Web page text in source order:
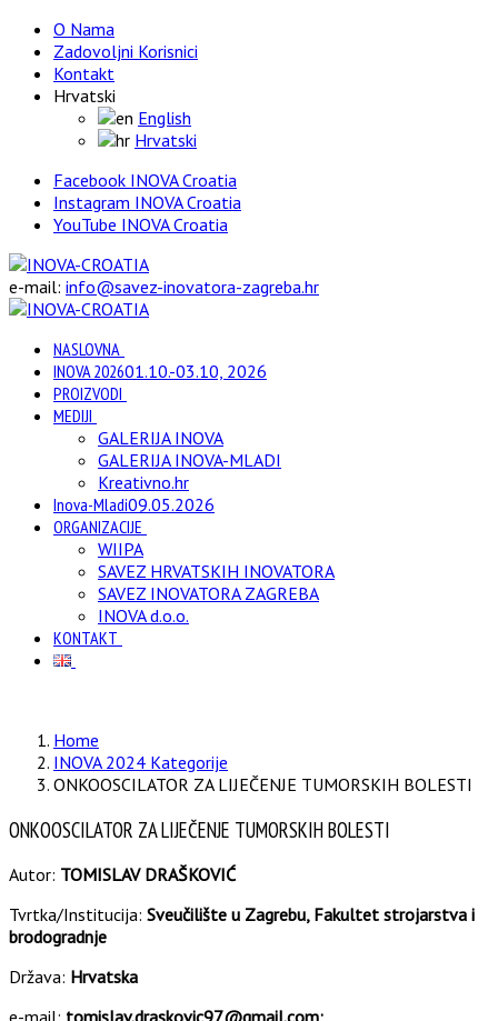
O Nama
Zadovoljni Korisnici
Kontakt
Hrvatski
English
Hrvatski
Facebook INOVA Croatia
Instagram INOVA Croatia
YouTube INOVA Croatia
e-mail: info@savez-inovatora-zagreba.hr
NASLOVNA
INOVA 202601.10.-03.10, 2026
PROIZVODI
MEDIJI
GALERIJA INOVA
GALERIJA INOVA-MLADI
Kreativno.hr
Inova-Mladi09.05.2026
ORGANIZACIJE
WIIPA
SAVEZ HRVATSKIH INOVATORA
SAVEZ INOVATORA ZAGREBA
INOVA d.o.o.
KONTAKT
Home
INOVA 2024 Kategorije
ONKOOSCILATOR ZA LIJEČENJE TUMORSKIH BOLESTI
ONKOOSCILATOR ZA LIJEČENJE TUMORSKIH BOLESTI
Autor: TOMISLAV DRAŠKOVIĆ
Tvrtka/Institucija: Sveučilište u Zagrebu, Fakultet strojarstva i
brodogradnje
Država: Hrvatska